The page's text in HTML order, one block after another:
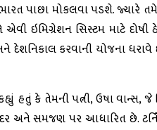
પાછા મોકલવા પડશે. જ્યારે તમે
એવી ઇમિગ્રેશન સિસ્ટમ માટે
કરવાની યોજના ધરાવે
હતું કે તેમની પત્ની, ઉષા વાન્સ,
અને સમજણ પર આધારિત છે.